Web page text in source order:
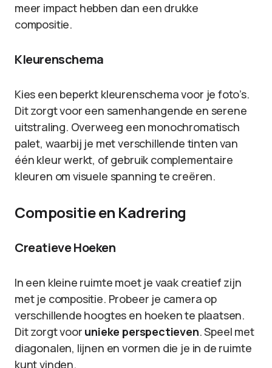
meer impact hebben dan een drukke
compositie.
Kleurenschema
Kies een beperkt kleurenschema voor je foto’s.
Dit zorgt voor een samenhangende en serene
uitstraling. Overweeg een monochromatisch
palet, waarbij je met verschillende tinten van
één kleur werkt, of gebruik complementaire
kleuren om visuele spanning te creëren.
Compositie en Kadrering
Creatieve Hoeken
In een kleine ruimte moet je vaak creatief zijn
met je compositie. Probeer je camera op
verschillende hoogtes en hoeken te plaatsen.
Dit zorgt voor unieke perspectieven. Speel met
diagonalen, lijnen en vormen die je in de ruimte
kunt vinden.